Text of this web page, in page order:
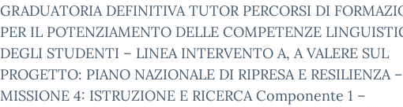
GRADUATORIA DEFINITIVA TUTOR PERCORSI DI
PER IL POTENZIAMENTO DELLE COMPETENZE
DEGLI STUDENTI – LINEA INTERVENTO A, A VALERE SUL
PROGETTO: PIANO NAZIONALE DI RIPRESA E RESILIENZA –
MISSIONE 4: ISTRUZIONE E RICERCA Componente 1 –